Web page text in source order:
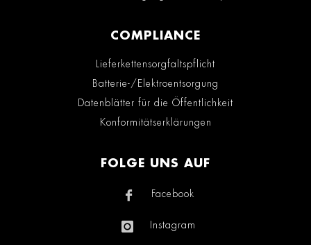
COMPLIANCE
Lieferkettensorgfaltspflicht
Batterie-/Elektroentsorgung
Datenblätter für die Öffentlichkeit
Konformitätserklärungen
FOLGE UNS AUF
Facebook
Instagram